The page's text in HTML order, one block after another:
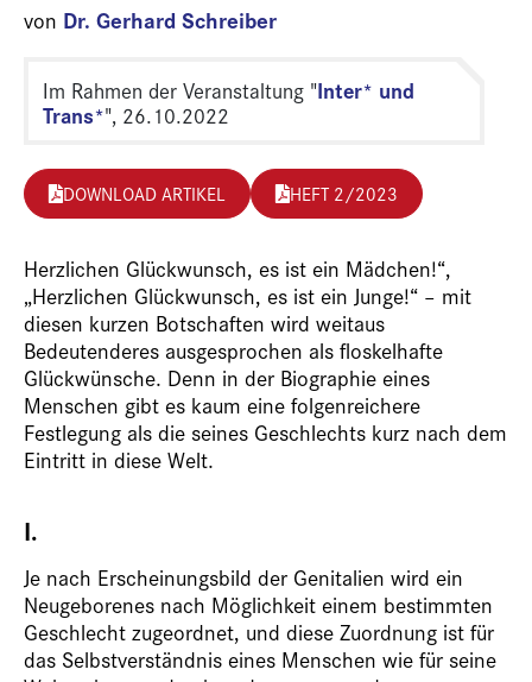
von Dr. Gerhard Schreiber
Im Rahmen der Veranstaltung "Inter* und
Trans*", 26.10.2022
DOWNLOAD ARTIKEL HEFT 2/2023
Herzlichen Glückwunsch, es ist ein Mädchen!“,
„Herzlichen Glückwunsch, es ist ein Junge!“ – mit
diesen kurzen Botschaften wird weitaus
Bedeutenderes ausgesprochen als floskelhafte
Glückwünsche. Denn in der Biographie eines
Menschen gibt es kaum eine folgenreichere
Festlegung als die seines Geschlechts kurz nach dem
Eintritt in diese Welt.
I.
Je nach Erscheinungsbild der Genitalien wird ein
Neugeborenes nach Möglichkeit einem bestimmten
Geschlecht zugeordnet, und diese Zuordnung ist für
das Selbstverständnis eines Menschen wie für seine